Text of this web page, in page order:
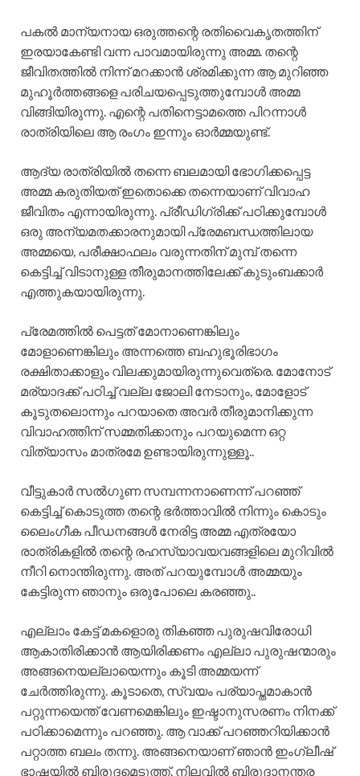
പകൽ മാന്യനായ ഒരുത്തന്റെ രതിവൈകൃതത്തിന്
ഇരയാകേണ്ടി വന്ന പാവമായിരുന്നു അമ്മ. തന്റെ
ജീവിതത്തിൽ നിന്ന് മറക്കാൻ ശ്രമിക്കുന്ന ആ മുറിഞ്ഞ
മുഹൂർത്തങ്ങളെ പരിചയപ്പെടുത്തുമ്പോൾ അമ്മ
വിങ്ങിയിരുന്നു. എന്റെ പതിനെട്ടാമത്തെ പിറന്നാൾ
രാത്രിയിലെ ആ രംഗം ഇന്നും ഓർമ്മയുണ്ട്.
ആദ്യ രാത്രിയിൽ തന്നെ ബലമായി ഭോഗിക്കപ്പെട്ട
അമ്മ കരുതിയത് ഇതൊക്കെ തന്നെയാണ് വിവാഹ
ജീവിതം എന്നായിരുന്നു. പ്രീഡിഗ്രിക്ക് പഠിക്കുമ്പോൾ
ഒരു അന്യമതക്കാരനുമായി പ്രേമബന്ധത്തിലായ
അമ്മയെ, പരീക്ഷാഫലം വരുന്നതിന് മുമ്പ് തന്നെ
കെട്ടിച്ച് വിടാനുള്ള തീരുമാനത്തിലേക്ക് കുടുംബക്കാർ
എത്തുകയായിരുന്നു.
പ്രേമത്തിൽ പെട്ടത് മോനാണെങ്കിലും
മോളാണെങ്കിലും അന്നത്തെ ബഹുഭൂരിഭാഗം
രക്ഷിതാക്കാളും വിലക്കുമായിരുന്നുവെത്രെ. മോനോട്
മര്യാദക്ക് പഠിച്ച് വല്ല ജോലി നേടാനും, മോളോട്
കൂടുതലൊന്നും പറയാതെ അവർ തീരുമാനിക്കുന്ന
വിവാഹത്തിന് സമ്മതിക്കാനും പറയുമെന്ന ഒറ്റ
വിത്യാസം മാത്രമേ ഉണ്ടായിരുന്നുള്ളൂ..
വീട്ടുകാർ സൽഗുണ സമ്പന്നനാണെന്ന് പറഞ്ഞ്
കെട്ടിച്ച് കൊടുത്ത തന്റെ ഭർത്താവിൽ നിന്നും കൊടും
ലൈംഗീക പീഡനങ്ങൾ നേരിട്ട അമ്മ എത്രയോ
രാത്രികളിൽ തന്റെ രഹസ്യാവയവങ്ങളിലെ മുറിവിൽ
നീറി നൊന്തിരുന്നു. അത് പറയുമ്പോൾ അമ്മയും
കേട്ടിരുന്ന ഞാനും ഒരുപോലെ കരഞ്ഞു..
എല്ലാം കേട്ട് മകളൊരു തികഞ്ഞ പുരുഷവിരോധി
ആകാതിരിക്കാൻ ആയിരിക്കണം എല്ലാ പുരുഷന്മാരും
അങ്ങനെയല്ലായെന്നും കൂടി അമ്മയന്ന്
ചേർത്തിരുന്നു. കൂടാതെ, സ്വയം പര്യാപ്തമാകാൻ
പറ്റുന്നയെന്ത് വേണമെങ്കിലും ഇഷ്ടാനുസരണം നിനക്ക്
പഠിക്കാമെന്നും പറഞ്ഞു. ആ വാക്ക് പറഞ്ഞറിയിക്കാൻ
പറ്റാത്ത ബലം തന്നു. അങ്ങനെയാണ് ഞാൻ ഇംഗ്ലീഷ്
ഭാഷയിൽ ബിരുദമെടുത്ത്, നിലവിൽ ബിരുദാനന്തര